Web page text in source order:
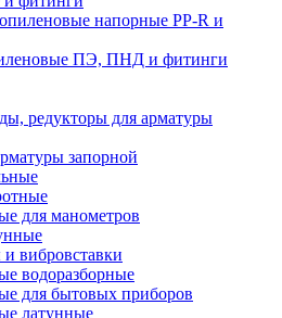
напорные PP-R и
ПЭ, ПНД и фитинги
редукторы для арматуры
запорной
для манометров
вибровставки
водоразборные
для бытовых приборов
латунные